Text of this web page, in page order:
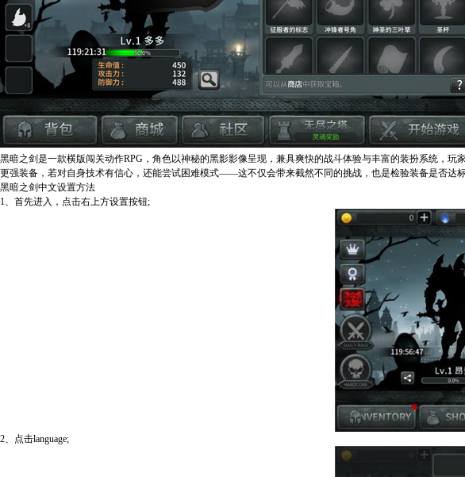
黑暗之剑是一款横版闯关动作RPG，角色以神秘的黑影影像呈现，兼具爽快的战斗体验与丰富的装扮系统，
更强装备，若对自身技术有信心，还能尝试困难模式——这不仅会带来截然不同的挑战，也是检验装备是否达标
黑暗之剑中文设置方法
1、首先进入，点击右上方设置按钮;
2、点击language;